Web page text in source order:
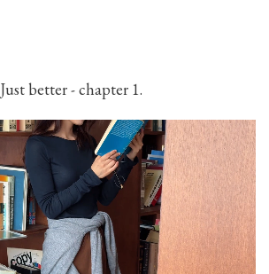
Just better - chapter 1.